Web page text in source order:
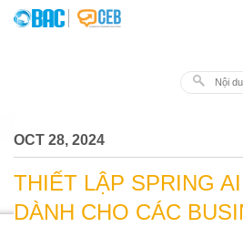
OCT 28, 2024
THIẾT LẬP SPRING
DÀNH CHO CÁC